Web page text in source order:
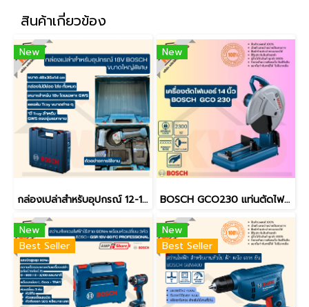
สินค้าเกี่ยวข้อง
New
กล่องเปล่าสำหรับอุปกรณ์ 12-18V BOSCH ขนาดเล็ก ขนาดใหญ่ ขนาดใหญ่พิเศษ / 45x35x12cm หรือ 48x35x14cm (ของแท้)
New
BOSCH GCO230 แท่นตัดไฟเบอร์/ไฟเบอร์ตัดเหล็ก 14นิ้ว (เฉพาะเครื่อง) (ของแท้ประกันศูนย์/พร้อมส่ง)
New
Best Seller
New
Best Seller